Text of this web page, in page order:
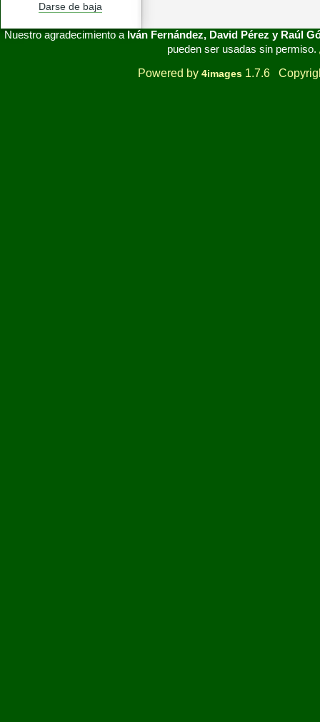
Darse de baja
Nuestro agradecimiento a Iván Fernández, David Pérez y Raúl
pueden ser usadas sin permiso.
Powered by 4images 1.7.6